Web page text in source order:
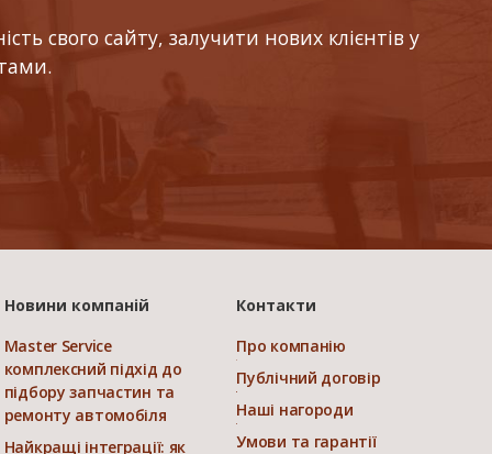
свого сайту, залучити нових клієнтів у
Новини компаній
Master Service
комплексний підхід до
підбору запчастин та
ремонту автомобіля
Найкращі інтеграції: як
Контакти
Про компанію
Публічний договір
Наші нагороди
Умови та гарантії